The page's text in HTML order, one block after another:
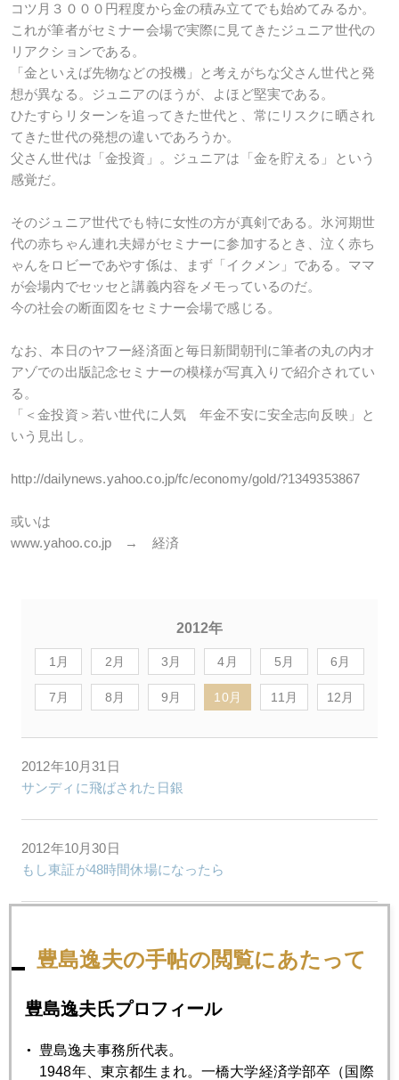
コツ月３０００円程度から金の積み立てでも始めてみるか。
これが筆者がセミナー会場で実際に見てきたジュニア世代の
リアクションである。
「金といえば先物などの投機」と考えがちな父さん世代と発
想が異なる。ジュニアのほうが、よほど堅実である。
ひたすらリターンを追ってきた世代と、常にリスクに晒され
てきた世代の発想の違いであろうか。
父さん世代は「金投資」。ジュニアは「金を貯える」という
感覚だ。
そのジュニア世代でも特に女性の方が真剣である。氷河期世
代の赤ちゃん連れ夫婦がセミナーに参加するとき、泣く赤ち
ゃんをロビーであやす係は、まず「イクメン」である。ママ
が会場内でセッセと講義内容をメモっているのだ。
今の社会の断面図をセミナー会場で感じる。
なお、本日のヤフー経済面と毎日新聞朝刊に筆者の丸の内オ
アゾでの出版記念セミナーの模様が写真入りで紹介されてい
る。
「＜金投資＞若い世代に人気 年金不安に安全志向反映」と
いう見出し。
http://dailynews.yahoo.co.jp/fc/economy/gold/?1349353867
或いは
www.yahoo.co.jp → 経済
2012年
1月 2月 3月 4月 5月 6月
7月 8月 9月 10月 11月 12月
2012年10月31日
サンディに飛ばされた日銀
2012年10月30日
もし東証が48時間休場になったら
粘土細工の尖閣模型、「日中冷戦時代」の兆し
2012年10月25日
豊島逸夫の手帖の閲覧にあたって
豊島逸夫氏プロフィール
豊島逸夫事務所代表。
1948年、東京都生まれ。一橋大学経済学部卒（国際